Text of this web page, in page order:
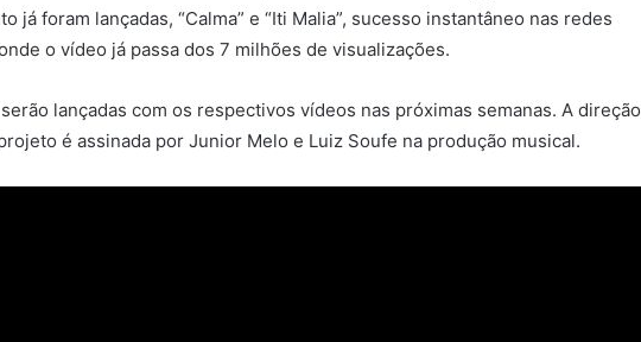
já foram lançadas, “Calma” e “Iti Malia”, sucesso instantâneo nas redes
o vídeo já passa dos 7 milhões de visualizações.
lançadas com os respectivos vídeos nas próximas semanas. A direção
é assinada por Junior Melo e Luiz Soufe na produção musical.